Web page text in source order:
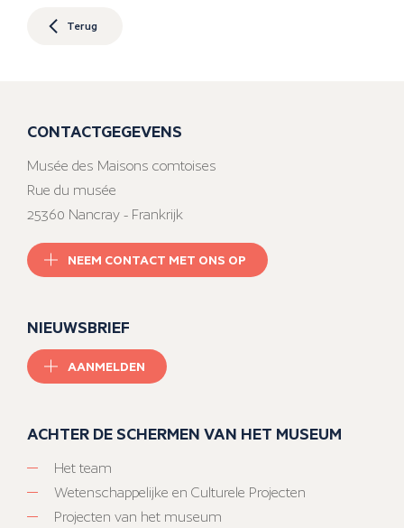
Terug
CONTACTGEGEVENS
Musée des Maisons comtoises
Rue du musée
25360 Nancray - Frankrijk
NEEM CONTACT MET ONS OP
NIEUWSBRIEF
AANMELDEN
ACHTER DE SCHERMEN VAN HET MUSEUM
Het team
Wetenschappelijke en Culturele Projecten
Projecten van het museum